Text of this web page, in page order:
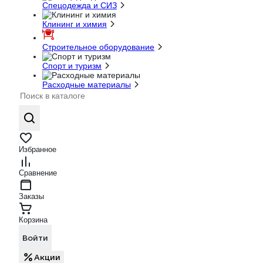
Спецодежда и СИЗ
Клининг и химия
Строительное оборудование
Спорт и туризм
Расходные материалы
Избранное
Сравнение
Заказы
Корзина
Войти
Акции